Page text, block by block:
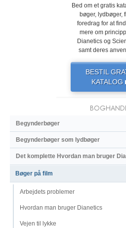
Bed om et gratis
bøger, lydbøger,
foredrag for at
mere om
Dianetics og
samt deres
BESTIL
KATALOG
Begynderbøger
Begynderbøger som lydbøger
Det komplette Hvordan man bruger
Bøger på film
Arbejdets problemer
Hvordan man bruger Dianetics
Vejen til lykke